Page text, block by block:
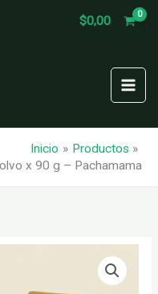
$0,00
Inicio
Productos
x 90 g – Pachamama